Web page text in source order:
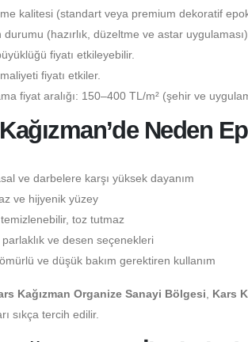
kalitesi (standart veya premium dekoratif
durumu (hazırlık, düzeltme ve astar uygulaması)
fiyatı etkileyebilir.
fiyatı etkiler.
fiyat aralığı: 150–400 TL/m² (şehir ve
Neden
ve darbelere karşı yüksek dayanım
ve hijyenik yüzey
toz tutmaz
parlaklık ve desen seçenekleri
ve düşük bakım gerektiren kullanım
Kağızman Organize Sanayi Bölgesi Kars
sıkça tercih edilir.